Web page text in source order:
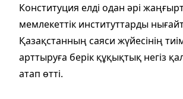
Конституция елді одан әрі
мемлекеттік институттарды
Қазақстанның саяси жүйесінің
арттыруға берік құқықтық негіз
атап өтті.